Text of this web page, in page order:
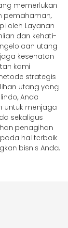
memerlukan
pemahaman,
oleh Layanan
dan kehati-
utang
kesehatan
kami
strategis
utang yang
Anda
untuk menjaga
sekaligus
penagihan
hal terbaik
bisnis Anda.